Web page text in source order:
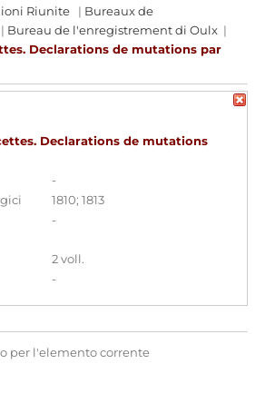
Riunite | Bureaux de
| Bureau de l'enregistrement di Oulx |
Declarations de mutations par
Declarations de mutations
-
1810; 1813
-
2 voll.
-
per l'elemento corrente